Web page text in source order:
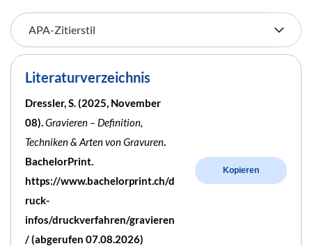
Literaturverzeichnis
Dressler, S. (2025, November
08).Gravieren – Definition,
Techniken & Arten von Gravuren.
BachelorPrint.
https://www.bachelorprint.ch/d
ruck-
infos/druckverfahren/gravieren
/ (abgerufen 07.08.2026)
Kopieren